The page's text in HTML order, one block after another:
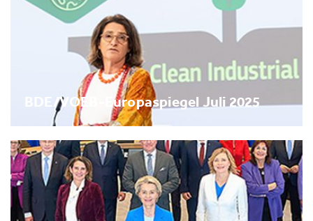
BDE/VOEB-Europaspiegel Juli 2025